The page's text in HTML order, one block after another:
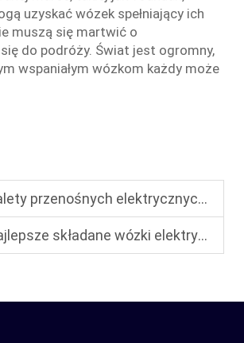
uzyskać wózek spełniający ich
muszą się martwić o
do podróży. Świat jest ogromny,
wspaniałym wózkom każdy może
elektrycznych wózków inwalidzkich: dlaczego są one niezbędne dla mobilności
składane wózki elektryczne dla osób starszych: łatwe w składaniu i przechowywaniu w małych przestrzeniach